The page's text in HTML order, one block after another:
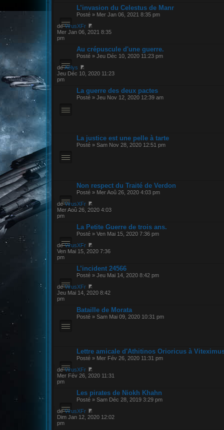
L’invasion du Celestus de Manr
Posté » Mer Jan 06, 2021 8:35 pm
deVirusXFr
Mer Jan 06, 2021 8:35
pm
Au crépuscule d'une guerre.
Posté » Jeu Déc 10, 2020 11:23 pm
deAëlys
Jeu Déc 10, 2020 11:23
pm
La guerre des deux pactes
Posté » Jeu Nov 12, 2020 12:39 am
La justice est une pelle à tarte
Posté » Sam Nov 28, 2020 12:51 pm
Non respect du Traité de Verdon
Posté » Mer Aoû 26, 2020 4:03 pm
deVirusXFr
Mer Aoû 26, 2020 4:03
pm
La Petite Guerre de trois ans.
Posté » Ven Mai 15, 2020 7:36 pm
deVirusXFr
Ven Mai 15, 2020 7:36
pm
L’incident 24566
Posté » Jeu Mai 14, 2020 8:42 pm
deVirusXFr
Jeu Mai 14, 2020 8:42
pm
Bataille de Morata
Posté » Sam Mai 09, 2020 10:31 pm
Lettre amicale d'Athitinos Orioricus à
Posté » Mer Fév 26, 2020 11:31 pm
deVirusXFr
Mer Fév 26, 2020 11:31
pm
Les pirates de Niokh Khahn
Posté » Sam Déc 28, 2019 3:29 pm
deVirusXFr
Dim Jan 12, 2020 12:02
pm